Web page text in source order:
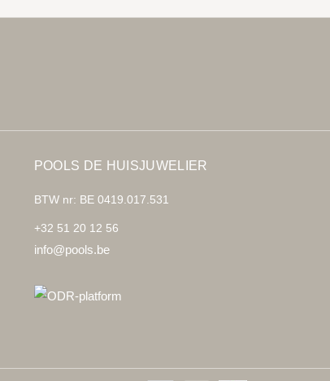
POOLS DE HUISJUWELIER
BTW nr: BE 0419.017.531
+32 51 20 12 56
info@pools.be